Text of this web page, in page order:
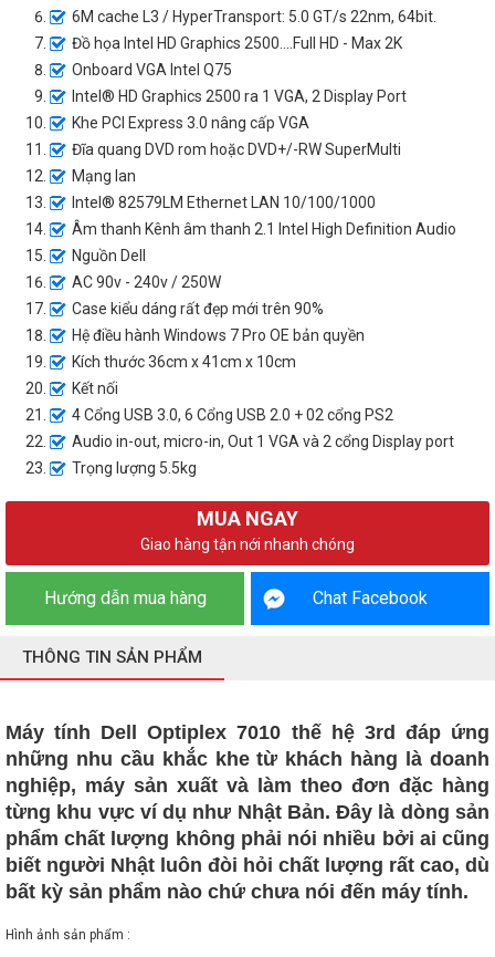
6M cache L3 / HyperTransport: 5.0 GT/s 22nm, 64bit.
Đồ họa Intel HD Graphics 2500....Full HD - Max 2K
Onboard VGA Intel Q75
Intel® HD Graphics 2500 ra 1 VGA, 2 Display Port
Khe PCI Express 3.0 nâng cấp VGA
Đĩa quang DVD rom hoặc DVD+/-RW SuperMulti
Mạng lan
Intel® 82579LM Ethernet LAN 10/100/1000
Âm thanh Kênh âm thanh 2.1 Intel High Definition Audio
Nguồn Dell
AC 90v - 240v / 250W
Case kiểu dáng rất đẹp mới trên 90%
Hệ điều hành Windows 7 Pro OE bản quyền
Kích thước 36cm x 41cm x 10cm
Kết nối
4 Cổng USB 3.0, 6 Cổng USB 2.0 + 02 cổng PS2
Audio in-out, micro-in, Out 1 VGA và 2 cổng Display port
Trọng lượng 5.5kg
MUA NGAY
Giao hàng tận nới nhanh chóng
Hướng dẫn mua hàng Chat Facebook
THÔNG TIN SẢN PHẨM
Máy tính Dell Optiplex 7010 thế hệ 3rd đáp ứng
những nhu cầu khắc khe từ khách hàng là doanh
nghiệp, máy sản xuất và làm theo đơn đặc hàng
từng khu vực ví dụ như Nhật Bản. Đây là dòng sản
phẩm chất lượng không phải nói nhiều bởi ai cũng
biết người Nhật luôn đòi hỏi chất lượng rất cao, dù
bất kỳ sản phẩm nào chứ chưa nói đến máy tính.
Hình ảnh sản phẩm :